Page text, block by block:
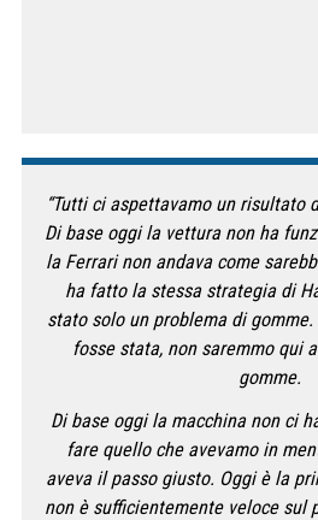
“Tutti ci aspettavamo un risultato
Di base oggi la vettura non ha
la Ferrari non andava come
ha fatto la stessa strategia di
stato solo un problema di
fosse stata, non saremmo qui
gomme.
Di base oggi la macchina non ci
fare quello che avevamo in
aveva il passo giusto. Oggi è la
non è sufficientemente veloce sul